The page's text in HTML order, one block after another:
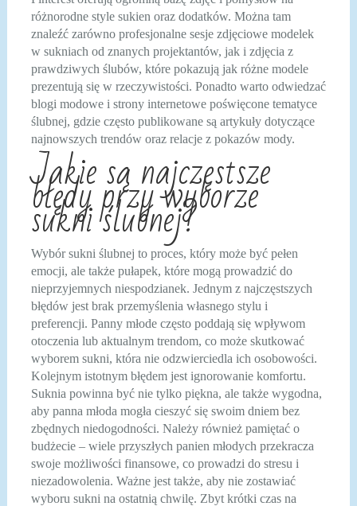
różnorodne style sukien oraz dodatków. Można tam
znaleźć zarówno profesjonalne sesje zdjęciowe modelek
w sukniach od znanych projektantów, jak i zdjęcia z
prawdziwych ślubów, które pokazują jak różne modele
prezentują się w rzeczywistości. Ponadto warto odwiedzać
blogi modowe i strony internetowe poświęcone tematyce
ślubnej, gdzie często publikowane są artykuły dotyczące
najnowszych trendów oraz relacje z pokazów mody.
Jakie są najczęstsze
błędy przy wyborze
sukni ślubnej?
Wybór sukni ślubnej to proces, który może być pełen
emocji, ale także pułapek, które mogą prowadzić do
nieprzyjemnych niespodzianek. Jednym z najczęstszych
błędów jest brak przemyślenia własnego stylu i
preferencji. Panny młode często poddają się wpływom
otoczenia lub aktualnym trendom, co może skutkować
wyborem sukni, która nie odzwierciedla ich osobowości.
Kolejnym istotnym błędem jest ignorowanie komfortu.
Suknia powinna być nie tylko piękna, ale także wygodna,
aby panna młoda mogła cieszyć się swoim dniem bez
zbędnych niedogodności. Należy również pamiętać o
budżecie – wiele przyszłych panien młodych przekracza
swoje możliwości finansowe, co prowadzi do stresu i
niezadowolenia. Ważne jest także, aby nie zostawiać
wyboru sukni na ostatnią chwilę. Zbyt krótki czas na